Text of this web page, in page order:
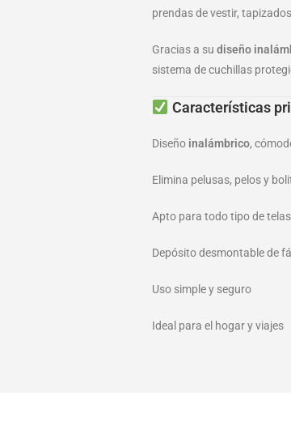
prendas de vestir,
Gracias a sudiseño
sistema de cuchillas
Características
Diseño inalámbrico,
Elimina pelusas, pelos y
Apto para todo tipo de telas
Depósito desmontable de
Uso simple y seguro
Ideal para el hogar y viajes